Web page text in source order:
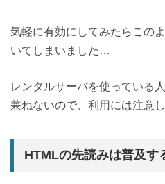
気軽に有効にしてみたらこの
いてしまいました…
レンタルサーバを使っている
兼ねないので、利用には注意
HTMLの先読みは普及す